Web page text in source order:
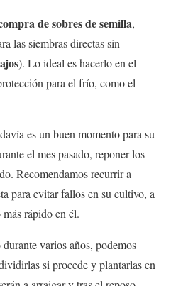
de sobres de semilla,
las siembras directas sin
ajos). Lo ideal es hacerlo en el
para el frío, como el
es un buen momento para su
el mes pasado, reponer los
Recomendamos recurrir a
para evitar fallos en su cultivo, a
rápido en él.
varios años, podemos
si procede y plantarlas en